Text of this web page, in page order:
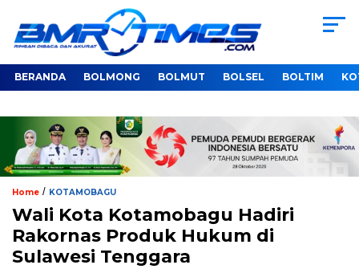
BERANDA BOLMONG BOLMUT BOLSEL BOLTIM
Home / KOTAMOBAGU
Wali Kota Kotamobagu Hadiri
Rakornas Produk Hukum di
Sulawesi Tenggara